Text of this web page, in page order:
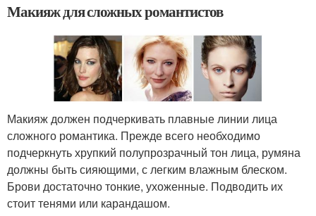
Макияж для сложных романтистов
Макияж должен подчеркивать плавные линии лица
сложного романтика. Прежде всего необходимо
подчеркнуть хрупкий полупрозрачный тон лица, румяна
должны быть сияющими, с легким влажным блеском.
Брови достаточно тонкие, ухоженные. Подводить их
стоит тенями или карандашом.